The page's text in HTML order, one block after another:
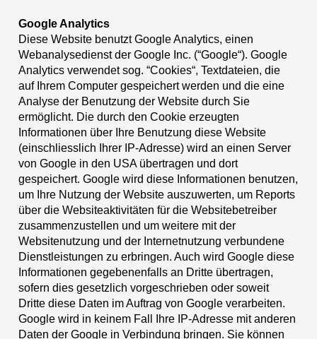
Google Analytics
Diese Website benutzt Google Analytics, einen
Webanalysedienst der Google Inc. (“Google“). Google
Analytics verwendet sog. “Cookies“, Textdateien, die
auf Ihrem Computer gespeichert werden und die eine
Analyse der Benutzung der Website durch Sie
ermöglicht. Die durch den Cookie erzeugten
Informationen über Ihre Benutzung diese Website
(einschliesslich Ihrer IP-Adresse) wird an einen Server
von Google in den USA übertragen und dort
gespeichert. Google wird diese Informationen benutzen,
um Ihre Nutzung der Website auszuwerten, um Reports
über die Websiteaktivitäten für die Websitebetreiber
zusammenzustellen und um weitere mit der
Websitenutzung und der Internetnutzung verbundene
Dienstleistungen zu erbringen. Auch wird Google diese
Informationen gegebenenfalls an Dritte übertragen,
sofern dies gesetzlich vorgeschrieben oder soweit
Dritte diese Daten im Auftrag von Google verarbeiten.
Google wird in keinem Fall Ihre IP-Adresse mit anderen
Daten der Google in Verbindung bringen. Sie können